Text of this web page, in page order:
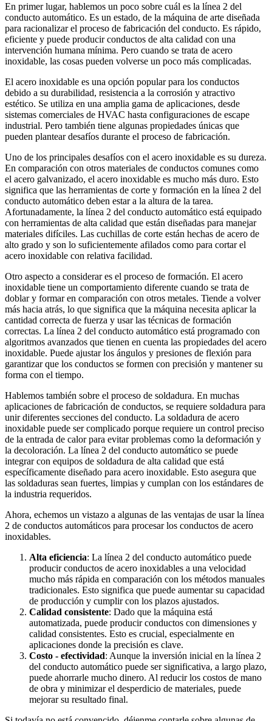
En primer lugar, hablemos un poco sobre cuál es la línea 2 del
conducto automático. Es un estado, de la máquina de arte diseñada
para racionalizar el proceso de fabricación del conducto. Es rápido,
eficiente y puede producir conductos de alta calidad con una
intervención humana mínima. Pero cuando se trata de acero
inoxidable, las cosas pueden volverse un poco más complicadas.
El acero inoxidable es una opción popular para los conductos
debido a su durabilidad, resistencia a la corrosión y atractivo
estético. Se utiliza en una amplia gama de aplicaciones, desde
sistemas comerciales de HVAC hasta configuraciones de escape
industrial. Pero también tiene algunas propiedades únicas que
pueden plantear desafíos durante el proceso de fabricación.
Uno de los principales desafíos con el acero inoxidable es su dureza.
En comparación con otros materiales de conductos comunes como
el acero galvanizado, el acero inoxidable es mucho más duro. Esto
significa que las herramientas de corte y formación en la línea 2 del
conducto automático deben estar a la altura de la tarea.
Afortunadamente, la línea 2 del conducto automático está equipado
con herramientas de alta calidad que están diseñadas para manejar
materiales difíciles. Las cuchillas de corte están hechas de acero de
alto grado y son lo suficientemente afilados como para cortar el
acero inoxidable con relativa facilidad.
Otro aspecto a considerar es el proceso de formación. El acero
inoxidable tiene un comportamiento diferente cuando se trata de
doblar y formar en comparación con otros metales. Tiende a volver
más hacia atrás, lo que significa que la máquina necesita aplicar la
cantidad correcta de fuerza y ​​usar las técnicas de formación
correctas. La línea 2 del conducto automático está programado con
algoritmos avanzados que tienen en cuenta las propiedades del acero
inoxidable. Puede ajustar los ángulos y presiones de flexión para
garantizar que los conductos se formen con precisión y mantener su
forma con el tiempo.
Hablemos también sobre el proceso de soldadura. En muchas
aplicaciones de fabricación de conductos, se requiere soldadura para
unir diferentes secciones del conducto. La soldadura de acero
inoxidable puede ser complicado porque requiere un control preciso
de la entrada de calor para evitar problemas como la deformación y
la decoloración. La línea 2 del conducto automático se puede
integrar con equipos de soldadura de alta calidad que está
específicamente diseñado para acero inoxidable. Esto asegura que
las soldaduras sean fuertes, limpias y cumplan con los estándares de
la industria requeridos.
Ahora, echemos un vistazo a algunas de las ventajas de usar la línea
2 de conductos automáticos para procesar los conductos de acero
inoxidables.
Alta eficiencia: La línea 2 del conducto automático puede
producir conductos de acero inoxidables a una velocidad
mucho más rápida en comparación con los métodos manuales
tradicionales. Esto significa que puede aumentar su capacidad
de producción y cumplir con los plazos ajustados.
Calidad consistente: Dado que la máquina está
automatizada, puede producir conductos con dimensiones y
calidad consistentes. Esto es crucial, especialmente en
aplicaciones donde la precisión es clave.
Costo - efectividad: Aunque la inversión inicial en la línea 2
del conducto automático puede ser significativa, a largo plazo,
puede ahorrarle mucho dinero. Al reducir los costos de mano
de obra y minimizar el desperdicio de materiales, puede
mejorar su resultado final.